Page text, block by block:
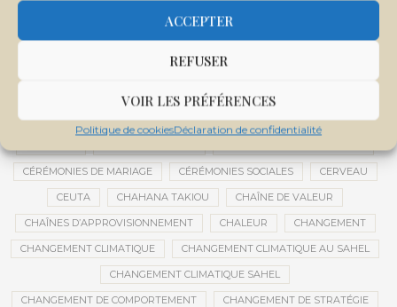
ACCEPTER
REFUSER
VOIR LES PRÉFÉRENCES
Politique de cookiesDéclaration de confidentialité
CENTRE DE SANTÉ COMMUNAUTAIRE
CENTRE INTERNATIONAL DE CONFÉRENCES DE BAMAKO
CENTRE MALI
CENTRE NATIONAL DES EXAMENS ET CONCOURS DE L’ÉDUCATION
CENTRES DE DONNÉES CERCLE DE RÉFLEXION À DISTANCE
CÉRÉMONIES DE MARIAGE CÉRÉMONIES SOCIALES CERVEAU
CEUTA CHAHANA TAKIOU CHAÎNE DE VALEUR
CHAÎNES D’APPROVISIONNEMENT CHALEUR CHANGEMENT
CHANGEMENT CLIMATIQUE CHANGEMENT CLIMATIQUE AU SAHEL
CHANGEMENT CLIMATIQUE SAHEL
CHANGEMENT DE COMPORTEMENT CHANGEMENT DE STRATÉGIE